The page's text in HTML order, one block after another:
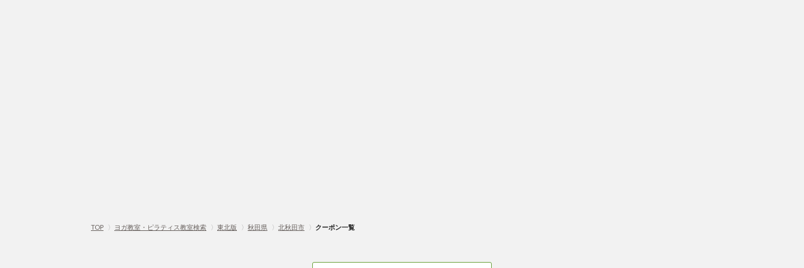
TOP 〉 ヨガ教室・ピラティス教室検索 〉 東北版 〉 秋田県 〉 北秋田市 〉 クーポン一覧